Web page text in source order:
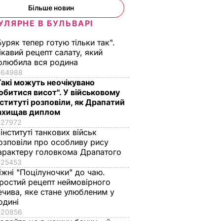
П'ять хвилин – і
хрусткі гарячі
бутерброди з
тягучим сиром
готові. Рецепт
соковитої начинки
Більше новин
В БУЛЬВАРІ
тепер готую тільки так".
рецепт салату, який
вся родина
64988
можуть неочікувано
висот". У військовому
розповіли, як Драпатий
диплом
27972
танкових військ
про особливу рису
головкома Драпатого
25453
"Поцілуночки" до чаю.
рецепт неймовірного
яке стане улюбленим у
20856